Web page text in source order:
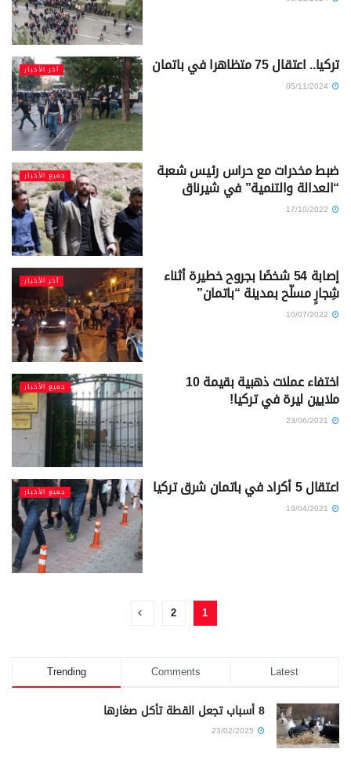
آخر الأخبار تركيا.. اعتقال 75 متظاهرا في باتمان
جميع الأخبار ضبط مخدرات مع حراس رئيس شعبة
“العدالة والتنمية” في شيرناق
آخر الأخبار إصابة 54 شخصًا بجروح خطيرة أثناء
شِجارٍ مسلّح بمدينة “باتمان”
جميع الأخبار اختفاء عملات ذهبية بقيمة 10
ملايين ليرة في تركيا!
جميع الأخبار اعتقال 5 أكراد في باتمان شرق تركيا
1
2
Trending Comments Latest
8 أسباب تجعل القطة تأكل صغارها